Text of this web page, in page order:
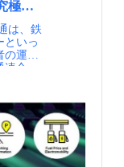
あふ
空間の
の判
に大規
促し
性質
目
トで
的なイ
様、
ど交通
かる
ま
評価す
マナ
ング
治体様
へのリ
、と
うディ
結果、
構築
クー
動運
極の移動サービス
といっ
の運行
合
が統括
開する
マン
タガバ
いま